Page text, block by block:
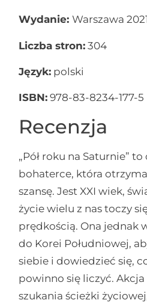
Wydanie:Warszawa
Liczba stron: 304
Język: polski
ISBN: 978-83-8234-177-5
Recenzja
„Pół roku na Saturnie”
bohaterce, która
szansę. Jest XXI wiek,
życie wielu z nas toczy
prędkością. Ona jednak
do Korei Południowej,
siebie i dowiedzieć się,
powinno się liczyć. Akcja
szukania ścieżki